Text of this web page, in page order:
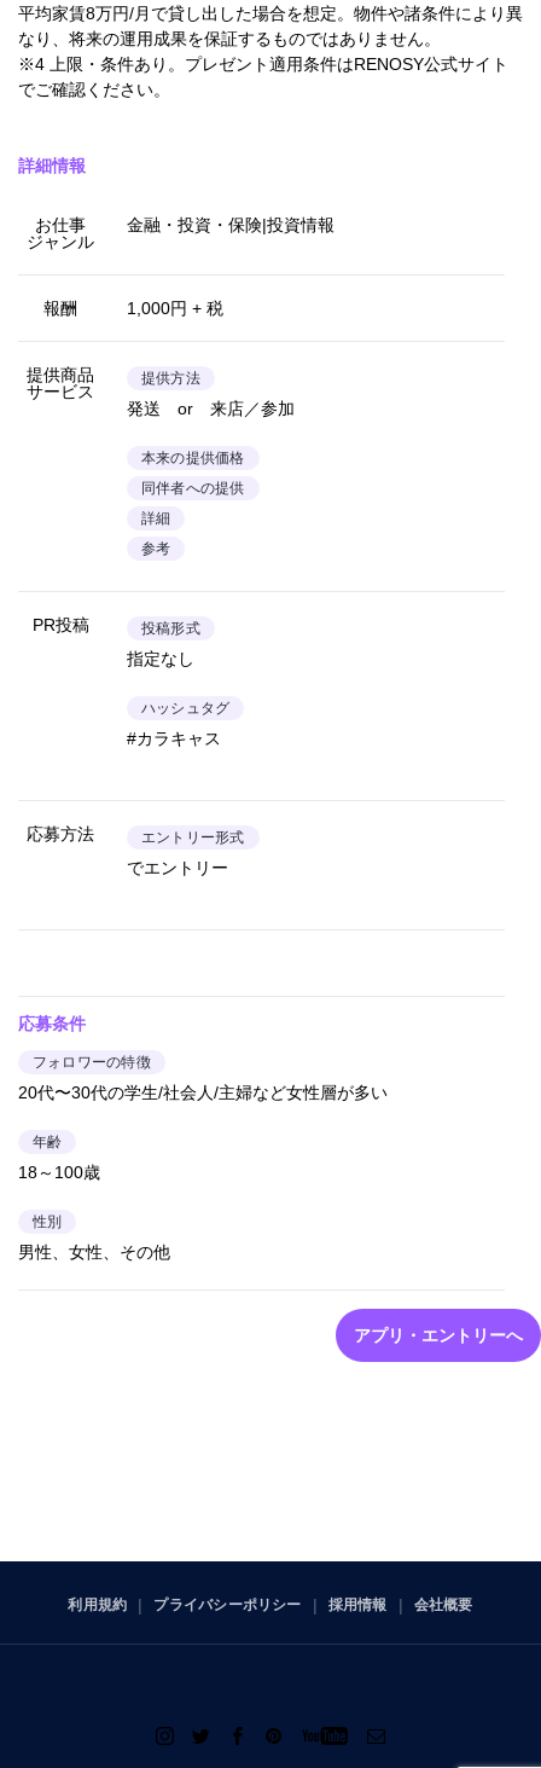
平均家賃8万円/月で貸し出した場合を想定。物件や諸条件により異
なり、将来の運用成果を保証するものではありません。
※4 上限・条件あり。プレゼント適用条件はRENOSY公式サイト
でご確認ください。
詳細情報
お仕事
ジャンル
金融・投資・保険|投資情報
報酬 1,000円 + 税
提供商品
サービス
提供方法
発送 or 来店／参加
本来の提供価格
同伴者への提供
詳細
参考
PR投稿 投稿形式
指定なし
ハッシュタグ
#カラキャス
応募方法 エントリー形式
でエントリー
応募条件
フォロワーの特徴
20代〜30代の学生/社会人/主婦など女性層が多い
年齢
18～100歳
性別
男性、女性、その他
アプリ・エントリーへ
利用規約 プライバシーポリシー 採用情報 会社概要